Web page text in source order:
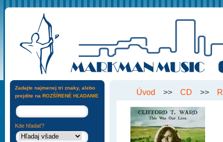
Úvod >> CD >>
Zadajte najmenej tri znaky, alebo
prejdite na ROZŠÍRENÉ HĽADANIE
Kde hľadať?